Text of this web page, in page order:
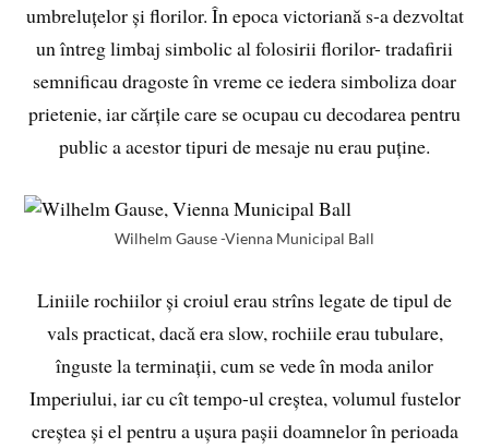
umbreluțelor și florilor. În epoca victoriană s-a dezvoltat
un întreg limbaj simbolic al folosirii florilor- tradafirii
semnificau dragoste în vreme ce iedera simboliza doar
prietenie, iar cărțile care se ocupau cu decodarea pentru
public a acestor tipuri de mesaje nu erau puține.
Wilhelm Gause -Vienna Municipal Ball
Liniile rochiilor și croiul erau strîns legate de tipul de
vals practicat, dacă era slow, rochiile erau tubulare,
înguste la terminații, cum se vede în moda anilor
Imperiului, iar cu cît tempo-ul creștea, volumul fustelor
creștea și el pentru a ușura pașii doamnelor în perioada